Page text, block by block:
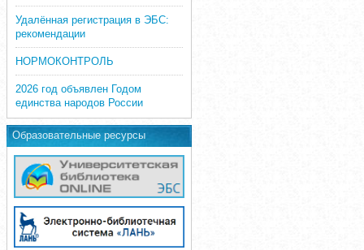
Удалённая регистрация в ЭБС:
рекомендации
НОРМОКОНТРОЛЬ
2026 год объявлен Годом
единства народов России
Образовательные ресурсы